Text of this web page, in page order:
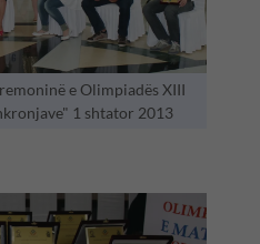
e Olimpiadës XIII
1 shtator 2013